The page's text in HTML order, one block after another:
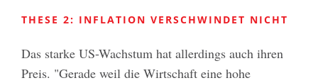
THESE 2: INFLATION VERSCHWINDET NICHT
Das starke US-Wachstum hat allerdings auch ihren
Preis. "Gerade weil die Wirtschaft eine hohe